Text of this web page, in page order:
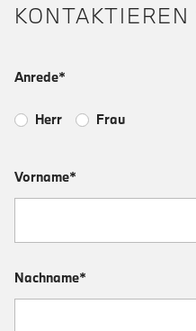
Anrede*
Herr Frau
Vorname*
Nachname*